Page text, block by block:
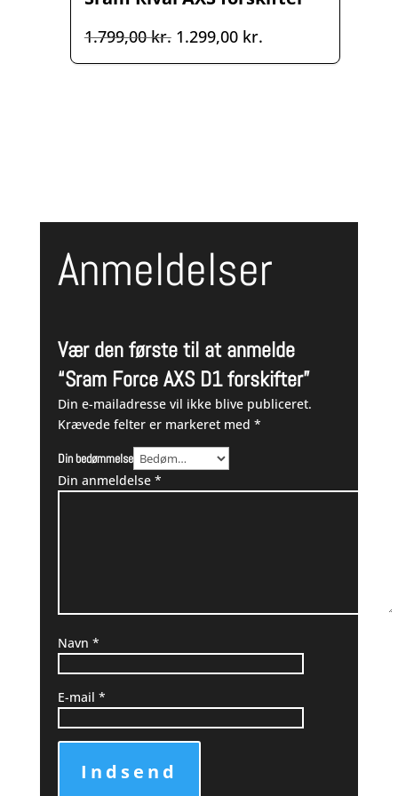
1.799,00kr. Den
oprindelige
1.299,00 kr.Den
aktuelle
Anmeldelser
Vær den første til at anmelde
“Sram Force AXS D1 forskifter”
Din e-mailadresse vil ikke blive publiceret.
Krævede felter er markeret med *
Din bedømmelse
Din anmeldelse *
Navn *
E-mail *
Indsend